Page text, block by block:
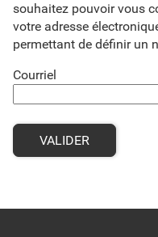
souhaitez pouvoir vous
votre adresse
permettant de définir un
Courriel
VALIDER